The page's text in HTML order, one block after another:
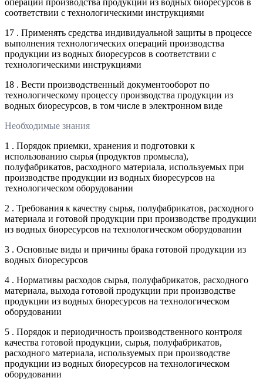
соответствии с технологическими инструкциями
17 . Применять средства индивидуальной защиты в процессе
выполнения технологических операций производства
продукции из водных биоресурсов в соответствии с
технологическими инструкциями
18 . Вести производственный документооборот по
технологическому процессу производства продукции из
водных биоресурсов, в том числе в электронном виде
Необходимые знания
1 . Порядок приемки, хранения и подготовки к
использованию сырья (продуктов промысла),
полуфабрикатов, расходного материала, используемых при
производстве продукции из водных биоресурсов на
технологическом оборудовании
2 . Требования к качеству сырья, полуфабрикатов, расходного
материала и готовой продукции при производстве продукции
из водных биоресурсов на технологическом оборудовании
3 . Основные виды и причины брака готовой продукции из
водных биоресурсов
4 . Нормативы расходов сырья, полуфабрикатов, расходного
материала, выхода готовой продукции при производстве
продукции из водных биоресурсов на технологическом
оборудовании
5 . Порядок и периодичность производственного контроля
качества готовой продукции, сырья, полуфабрикатов,
расходного материала, используемых при производстве
продукции из водных биоресурсов на технологическом
оборудовании